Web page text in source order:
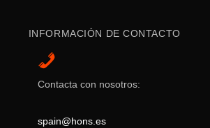
INFORMACIÓN DE CONTACTO
Contacta con nosotros:
spain@hons.es